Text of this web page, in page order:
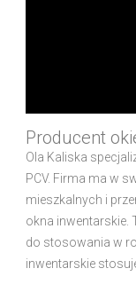
Producent
Ola Kaliska
PCV. Firma ma w
mieszkalnych i
okna inwentarskie.
do stosowania w
inwentarskie